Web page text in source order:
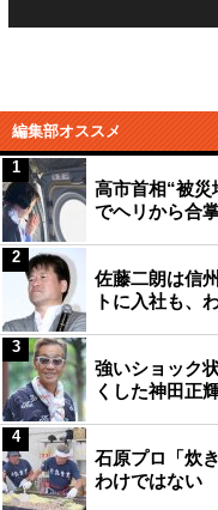
編集部オススメ
高市首相“被災
でヘリから合
1
佐藤二朗は信
トに入社も、
2
強いショック
くした神田正
3
石原プロ「炊
わけではない
4